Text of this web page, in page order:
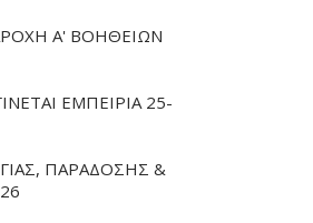
Α' ΒΟΗΘΕΙΩΝ
ΕΜΠΕΙΡΙΑ 25-
ΠΑΡΑΔΟΣΗΣ &